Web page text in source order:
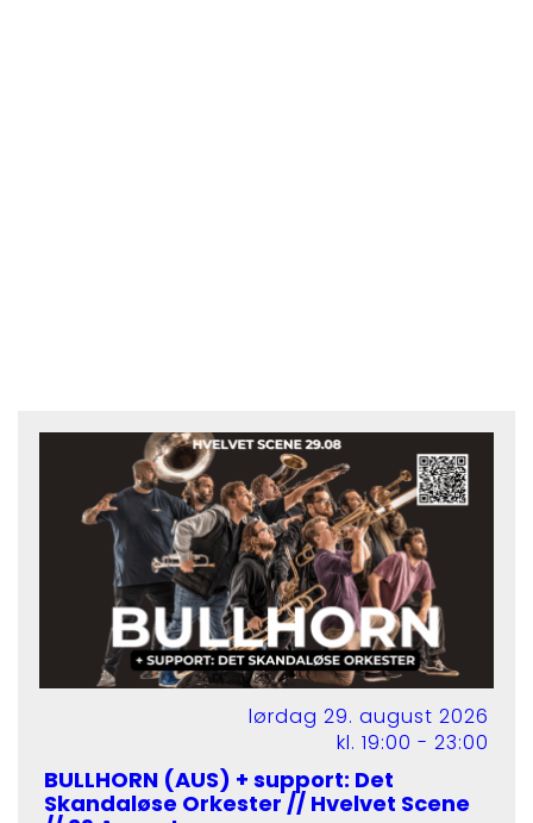
lørdag 29. august 2026
kl. 19:00 - 23:00
BULLHORN (AUS) + support: Det
Skandaløse Orkester // Hvelvet Scene